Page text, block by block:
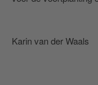
Karin van der Waals